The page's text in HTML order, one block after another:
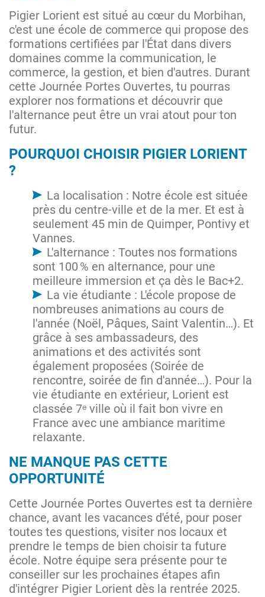
Pigier Lorient est situé au cœur du Morbihan,
c'est une école de commerce qui propose des
formations certifiées par l'État dans divers
domaines comme la communication, le
commerce, la gestion, et bien d'autres. Durant
cette Journée Portes Ouvertes, tu pourras
explorer nos formations et découvrir que
l'alternance peut être un vrai atout pour ton
futur.
POURQUOI CHOISIR PIGIER LORIENT
?
La localisation : Notre école est située
près du centre-ville et de la mer. Et est à
seulement 45 min de Quimper, Pontivy et
Vannes.
L'alternance : Toutes nos formations
sont 100 % en alternance, pour une
meilleure immersion et ça dès le Bac+2.
La vie étudiante : L'école propose de
nombreuses animations au cours de
l'année (Noël, Pâques, Saint Valentin…). Et
grâce à ses ambassadeurs, des
animations et des activités sont
également proposées (Soirée de
rencontre, soirée de fin d'année…). Pour la
vie étudiante en extérieur, Lorient est
classée 7ᵉ ville où il fait bon vivre en
France avec une ambiance maritime
relaxante.
NE MANQUE PAS CETTE
OPPORTUNITÉ
Cette Journée Portes Ouvertes est ta dernière
chance, avant les vacances d'été, pour poser
toutes tes questions, visiter nos locaux et
prendre le temps de bien choisir ta future
école. Notre équipe sera présente pour te
conseiller sur les prochaines étapes afin
d'intégrer Pigier Lorient dès la rentrée 2025.